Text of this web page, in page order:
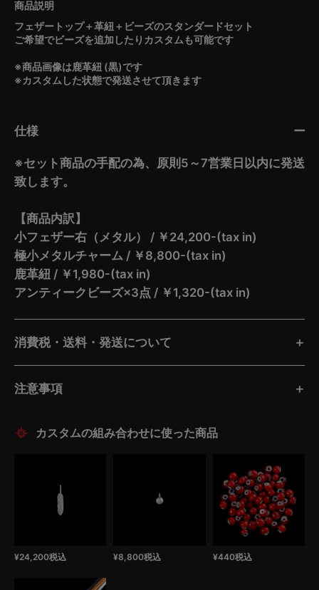
フェザートップ＋革紐＋ビーズのスタンダードセット
ご希望でビーズを追加したりカスタムも可能です
※商品画像は鹿革紐 (黒)です
※カスタムした状態で発送させて頂きます
仕様
※セット商品の手配の為、原則5～7営業日以内に発送
致します。
【商品内訳】
小フェザー右（メタル） / ￥24,200-(tax in)
極小メタルチャーム / ￥8,800-(tax in)
鹿革紐 / ￥1,980-(tax in)
アンティークビーズ×3点 / ￥1,320-(tax in)
消費税・送料・発送について
注意事項
¥24,200税込 ¥8,800税込 ¥440税込